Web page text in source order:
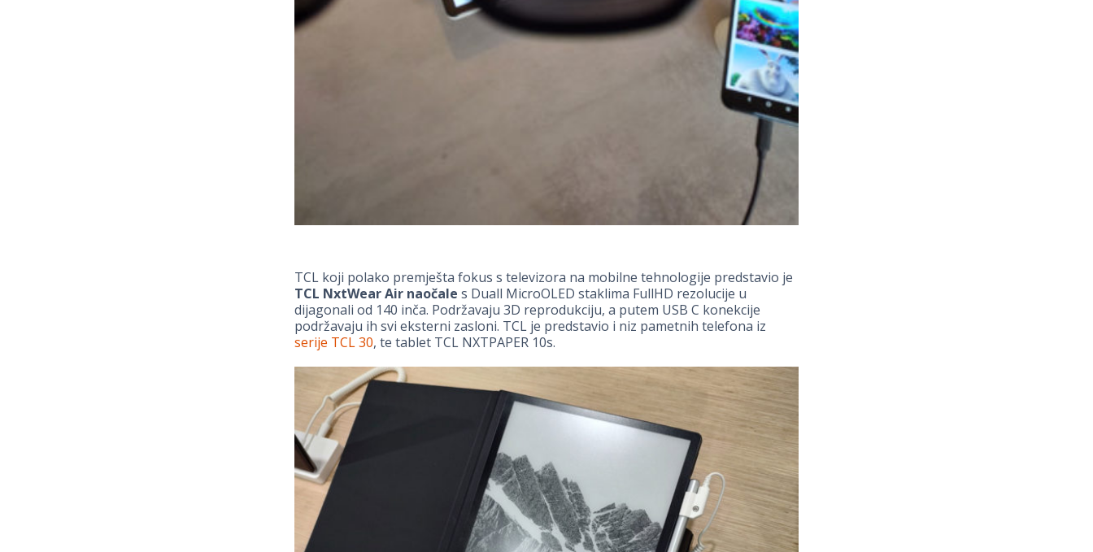
TCL koji polako premješta fokus s televizora na mobilne tehnologije predstavio je
TCL NxtWear Air naočale s Duall MicroOLED staklima FullHD rezolucije u
dijagonali od 140 inča. Podržavaju 3D reprodukciju, a putem USB C konekcije
podržavaju ih svi eksterni zasloni. TCL je predstavio i niz pametnih telefona iz
serije TCL 30, te tablet TCL NXTPAPER 10s.